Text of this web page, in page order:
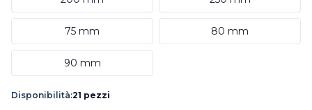
75 mm 80 mm
90 mm
Disponibilità:21 pezzi